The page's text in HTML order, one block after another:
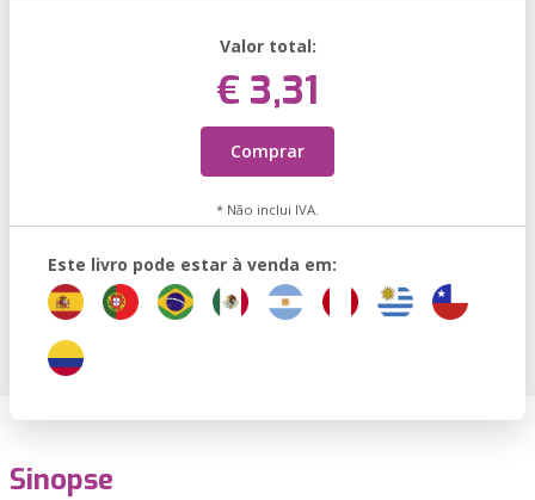
Valor total:
€ 3,31
Comprar
* Não inclui IVA.
Este livro pode estar à venda em:
Sinopse